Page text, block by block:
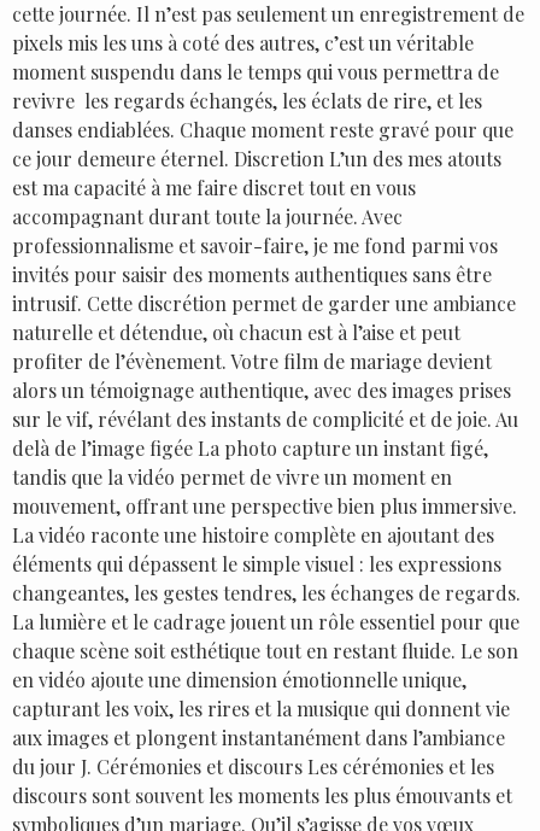
cette journée. Il n’est pas seulement un enregistrement de
pixels mis les uns à coté des autres, c’est un véritable
moment suspendu dans le temps qui vous permettra de
revivre les regards échangés, les éclats de rire, et les
danses endiablées. Chaque moment reste gravé pour que
ce jour demeure éternel. Discretion L’un des mes atouts
est ma capacité à me faire discret tout en vous
accompagnant durant toute la journée. Avec
professionnalisme et savoir-faire, je me fond parmi vos
invités pour saisir des moments authentiques sans être
intrusif. Cette discrétion permet de garder une ambiance
naturelle et détendue, où chacun est à l’aise et peut
profiter de l’évènement. Votre film de mariage devient
alors un témoignage authentique, avec des images prises
sur le vif, révélant des instants de complicité et de joie. Au
delà de l’image figée La photo capture un instant figé,
tandis que la vidéo permet de vivre un moment en
mouvement, offrant une perspective bien plus immersive.
La vidéo raconte une histoire complète en ajoutant des
éléments qui dépassent le simple visuel : les expressions
changeantes, les gestes tendres, les échanges de regards.
La lumière et le cadrage jouent un rôle essentiel pour que
chaque scène soit esthétique tout en restant fluide. Le son
en vidéo ajoute une dimension émotionnelle unique,
capturant les voix, les rires et la musique qui donnent vie
aux images et plongent instantanément dans l’ambiance
du jour J. Cérémonies et discours Les cérémonies et les
discours sont souvent les moments les plus émouvants et
symboliques d’un mariage. Qu’il s’agisse de vos vœux